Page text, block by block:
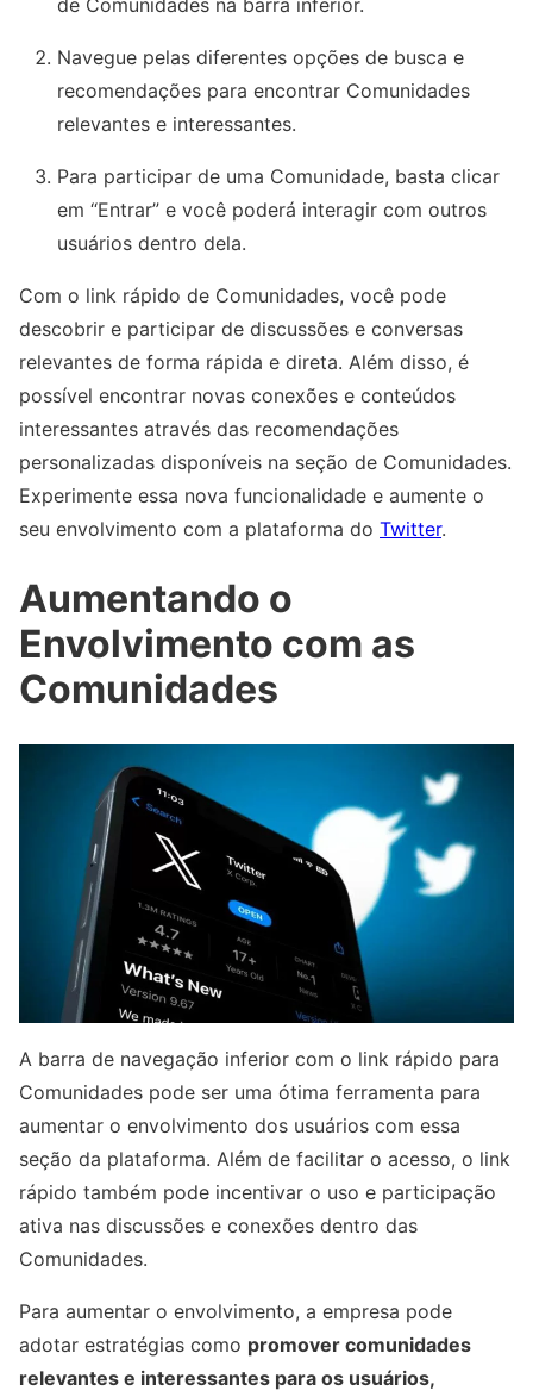
Navegue pelas diferentes opções de busca e
recomendações para encontrar Comunidades
relevantes e interessantes.
Para participar de uma Comunidade, basta clicar
em “Entrar” e você poderá interagir com outros
usuários dentro dela.
Com o link rápido de Comunidades, você pode
descobrir e participar de discussões e conversas
relevantes de forma rápida e direta. Além disso, é
possível encontrar novas conexões e conteúdos
interessantes através das recomendações
personalizadas disponíveis na seção de Comunidades.
Experimente essa nova funcionalidade e aumente o
seu envolvimento com a plataforma do Twitter.
Aumentando o
Envolvimento com as
Comunidades
A barra de navegação inferior com o link rápido para
Comunidades pode ser uma ótima ferramenta para
aumentar o envolvimento dos usuários com essa
seção da plataforma. Além de facilitar o acesso, o link
rápido também pode incentivar o uso e participação
ativa nas discussões e conexões dentro das
Comunidades.
Para aumentar o envolvimento, a empresa pode
adotar estratégias como promover comunidades
relevantes e interessantes para os usuários,